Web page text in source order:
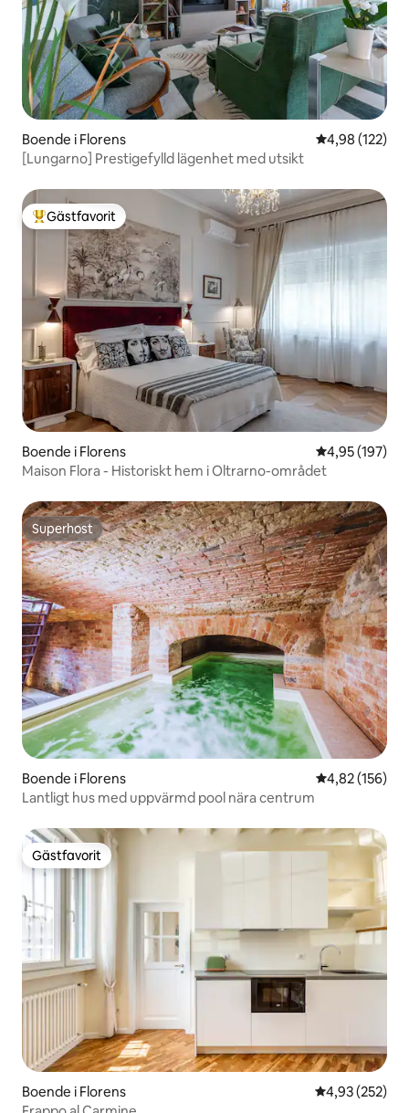
Boende i Florens 4,98 av 5 i
4,98 (122)
[Lungarno] Prestigefylld lägenhet med utsikt
Populär gästfavorit
Gästfavorit
Boende i Florens 4,95 av 5 i
4,95 (197)
Maison Flora - Historiskt hem i Oltrarno-området
Superhost
Superhost
Boende i Florens 4,82 av 5 i
4,82 (156)
Lantligt hus med uppvärmd pool nära centrum
Gästfavorit
Gästfavorit
Boende i Florens 4,93 av 5 i
4,93 (252)